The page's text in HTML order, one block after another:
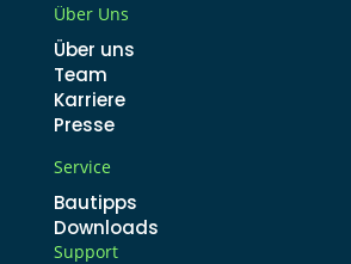
Über Uns
Über uns
Team
Karriere
Presse
Service
Bautipps
Downloads
Support